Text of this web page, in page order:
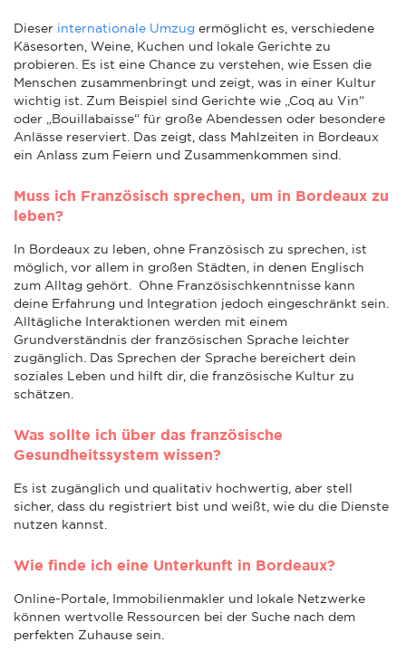
Dieser internationale Umzug ermöglicht es, verschiedene
Käsesorten, Weine, Kuchen und lokale Gerichte zu
probieren. Es ist eine Chance zu verstehen, wie Essen die
Menschen zusammenbringt und zeigt, was in einer Kultur
wichtig ist. Zum Beispiel sind Gerichte wie „Coq au Vin“
oder „Bouillabaisse“ für große Abendessen oder besondere
Anlässe reserviert. Das zeigt, dass Mahlzeiten in Bordeaux
ein Anlass zum Feiern und Zusammenkommen sind.
Muss ich Französisch sprechen, um in Bordeaux zu
leben?
In Bordeaux zu leben, ohne Französisch zu sprechen, ist
möglich, vor allem in großen Städten, in denen Englisch
zum Alltag gehört. Ohne Französischkenntnisse kann
deine Erfahrung und Integration jedoch eingeschränkt sein.
Alltägliche Interaktionen werden mit einem
Grundverständnis der französischen Sprache leichter
zugänglich. Das Sprechen der Sprache bereichert dein
soziales Leben und hilft dir, die französische Kultur zu
schätzen.
Was sollte ich über das französische
Gesundheitssystem wissen?
Es ist zugänglich und qualitativ hochwertig, aber stell
sicher, dass du registriert bist und weißt, wie du die Dienste
nutzen kannst.
Wie finde ich eine Unterkunft in Bordeaux?
Online-Portale, Immobilienmakler und lokale Netzwerke
können wertvolle Ressourcen bei der Suche nach dem
perfekten Zuhause sein.